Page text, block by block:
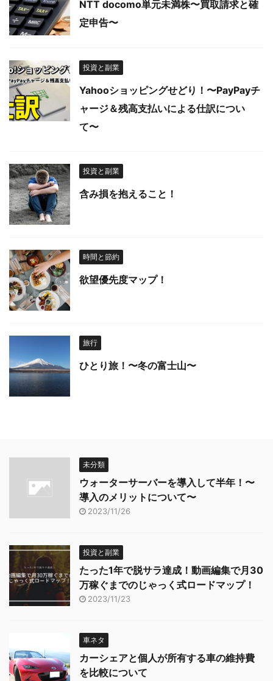
NTT docomo単元未満株〜買取請求と確
定申告〜
投資と副業
Yahooショッピングせどり！〜PayPayチ
ャージ＆残高支払いによる仕訳につい
て〜
投資と副業
含み損を抱えること！
時間と節約
欲望優先度マップ！
旅行
ひとり旅！〜冬の富士山〜
未分類
ウォーターサーバーを導入して半年！〜
導入のメリットについて〜
2023/11/26
投資と副業
たった1年で脱サラ達成！動画編集で月30
万稼ぐまでのじゃっく式ロードマップ！
2023/11/23
車ネタ
カーシェアと個人が所有する車の維持費
を比較について